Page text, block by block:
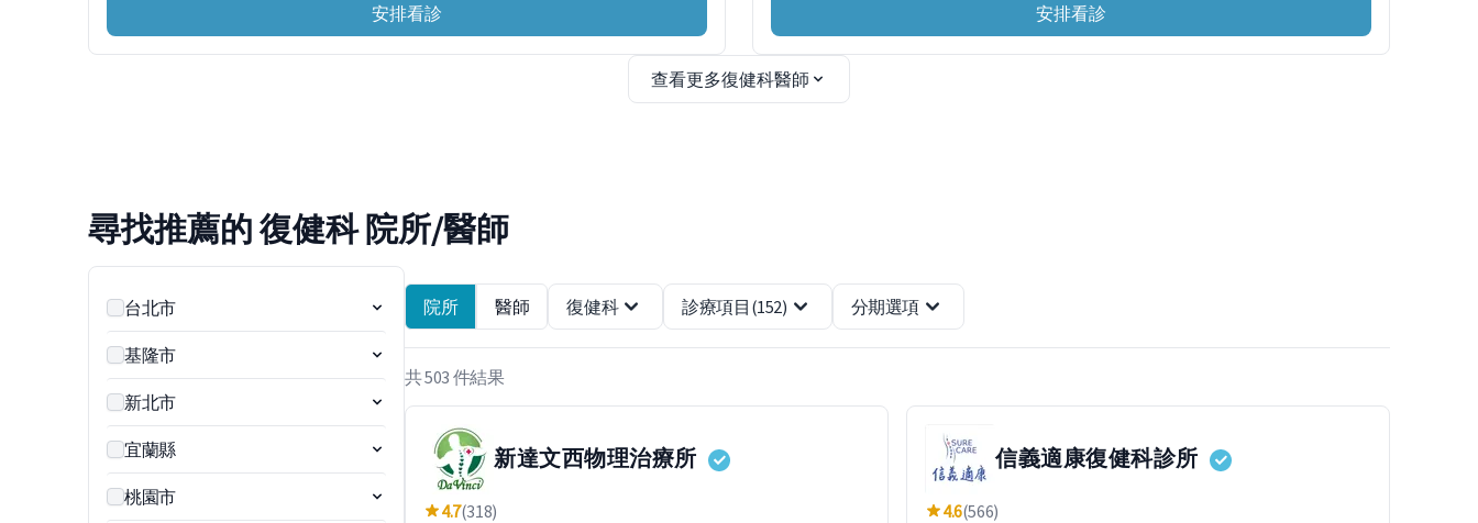
安排看診 安排看診
查看更多復健科醫師
尋找推薦的 復健科 院所/醫師
台北市
基隆市
新北市
宜蘭縣
桃園市
院所 醫師 復健科 診療項目 (152) 分期選項
共 503 件結果
新達文西物理治療所
4.7(318)
信義適康復健科診所
4.6(566)